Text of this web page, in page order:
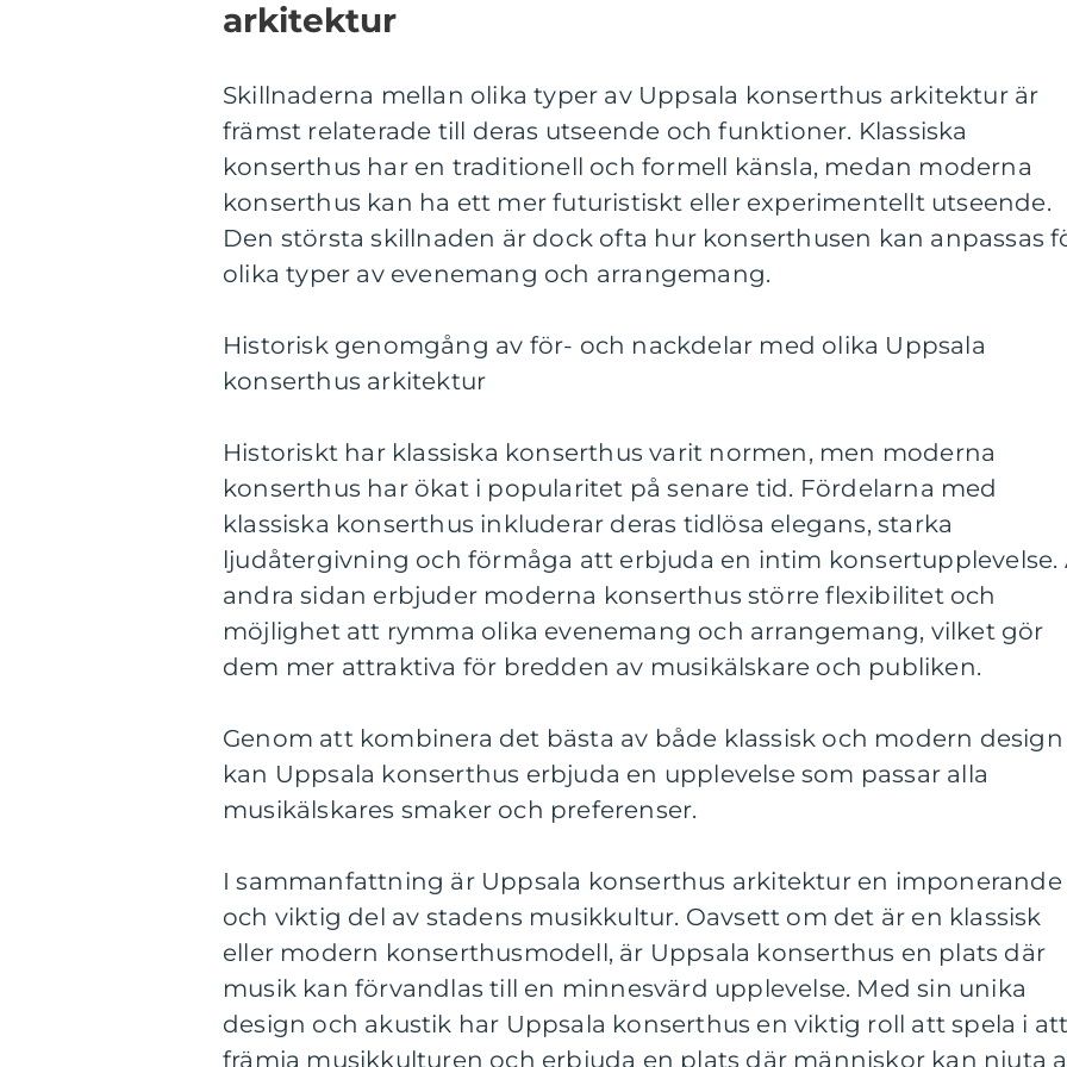
arkitektur
Skillnaderna mellan olika typer av Uppsala konserthus arkitektur är
främst relaterade till deras utseende och funktioner. Klassiska
konserthus har en traditionell och formell känsla, medan moderna
konserthus kan ha ett mer futuristiskt eller experimentellt utseende.
Den största skillnaden är dock ofta hur konserthusen kan anpassas
olika typer av evenemang och arrangemang.
Historisk genomgång av för- och nackdelar med olika Uppsala
konserthus arkitektur
Historiskt har klassiska konserthus varit normen, men moderna
konserthus har ökat i popularitet på senare tid. Fördelarna med
klassiska konserthus inkluderar deras tidlösa elegans, starka
ljudåtergivning och förmåga att erbjuda en intim konsertupplevelse.
andra sidan erbjuder moderna konserthus större flexibilitet och
möjlighet att rymma olika evenemang och arrangemang, vilket gör
dem mer attraktiva för bredden av musikälskare och publiken.
Genom att kombinera det bästa av både klassisk och modern design
kan Uppsala konserthus erbjuda en upplevelse som passar alla
musikälskares smaker och preferenser.
I sammanfattning är Uppsala konserthus arkitektur en imponerande
och viktig del av stadens musikkultur. Oavsett om det är en klassisk
eller modern konserthusmodell, är Uppsala konserthus en plats där
musik kan förvandlas till en minnesvärd upplevelse. Med sin unika
design och akustik har Uppsala konserthus en viktig roll att spela i
främja musikkulturen och erbjuda en plats där människor kan njuta